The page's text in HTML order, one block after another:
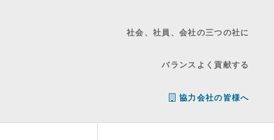
社会、社員、会社の三つの社に
バランスよく貢献する
協力会社の皆様へ